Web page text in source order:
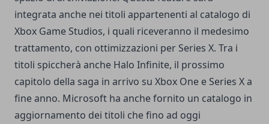
integrata anche nei titoli appartenenti al catalogo di
Xbox Game Studios, i quali riceveranno il medesimo
trattamento, con ottimizzazioni per Series X. Tra i
titoli spiccherà anche Halo Infinite, il prossimo
capitolo della saga in arrivo su Xbox One e Series X a
fine anno. Microsoft ha anche fornito un catalogo in
aggiornamento dei titoli che fino ad oggi